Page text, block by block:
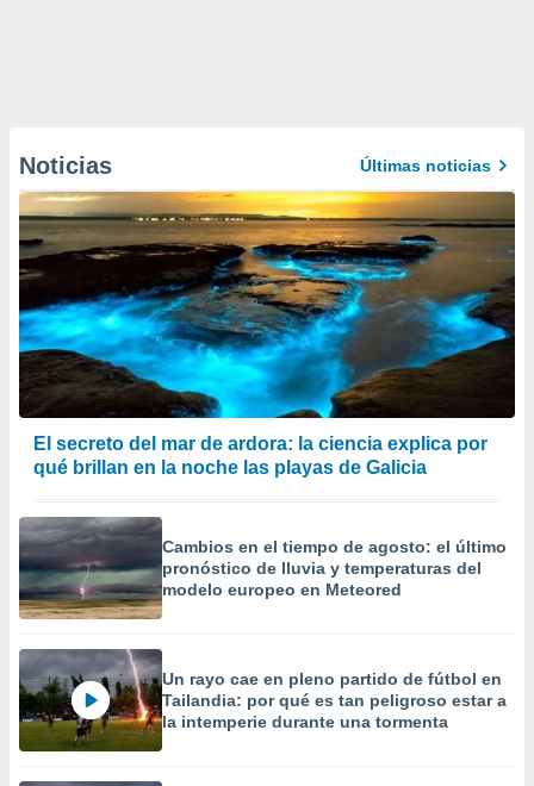
Noticias Últimas noticias
El secreto del mar de ardora: la ciencia explica por
qué brillan en la noche las playas de Galicia
Cambios en el tiempo de agosto: el último
pronóstico de lluvia y temperaturas del
modelo europeo en Meteored
Un rayo cae en pleno partido de fútbol en
Tailandia: por qué es tan peligroso estar a
la intemperie durante una tormenta